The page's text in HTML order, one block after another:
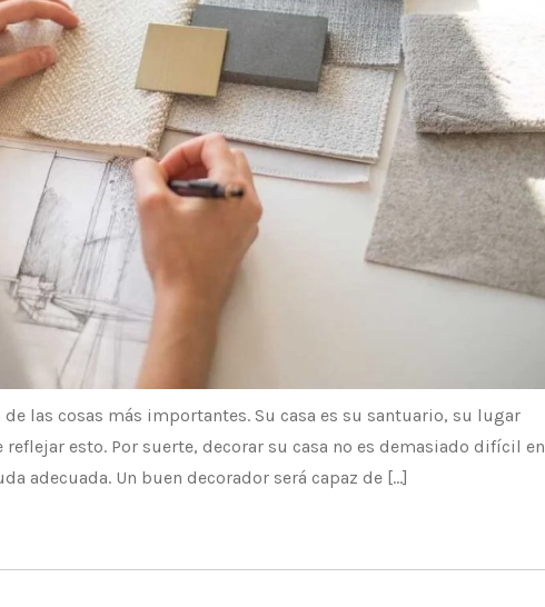
las cosas más importantes. Su casa es su santuario, su lugar
esto. Por suerte, decorar su casa no es demasiado difícil en
adecuada. Un buen decorador será capaz de […]